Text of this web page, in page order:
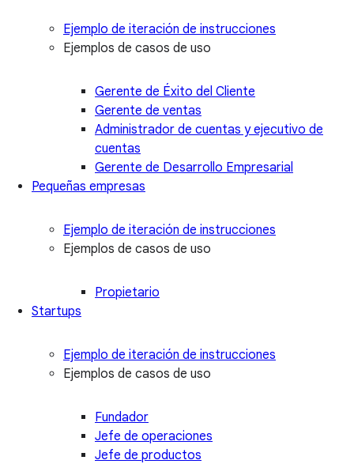
Ejemplo de iteración de instrucciones
Ejemplos de casos de uso
Gerente de Éxito del Cliente
Gerente de ventas
Administrador de cuentas y ejecutivo de
cuentas
Gerente de Desarrollo Empresarial
Pequeñas empresas
Ejemplo de iteración de instrucciones
Ejemplos de casos de uso
Propietario
Startups
Ejemplo de iteración de instrucciones
Ejemplos de casos de uso
Fundador
Jefe de operaciones
Jefe de productos